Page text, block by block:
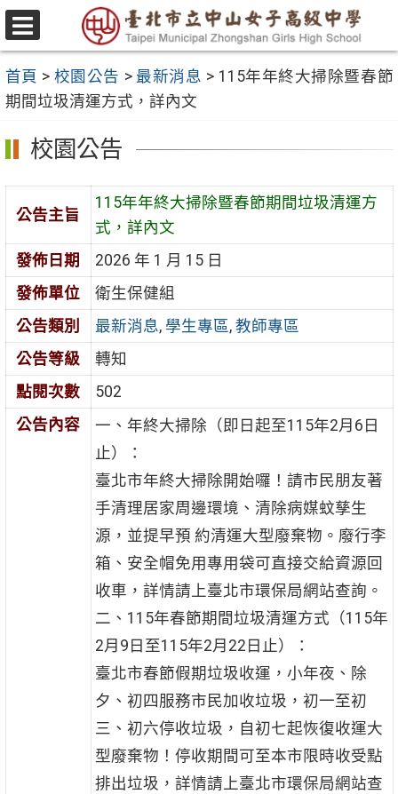
跳
至
要
內
容
區
選
單
首頁 > 校園公告 > 最新消息 > 115年年終大掃除暨春節
期間垃圾清運方式，詳內文
校園公告
公告主旨
115年年終大掃除暨春節期間垃圾清運方
式，詳內文
發佈日期
2026 年 1 月 15 日
發佈單位
衛生保健組
公告類別
最新消息, 學生專區, 教師專區
公告等級
轉知
點閱次數
502
公告內容
一、年終大掃除（即日起至115年2月6日
止）：
臺北市年終大掃除開始囉！請市民朋友著
手清理居家周邊環境、清除病媒蚊孳生
源，並提早預 約清運大型廢棄物。廢行李
箱、安全帽免用專用袋可直接交給資源回
收車，詳情請上臺北市環保局網站查詢。
二、115年春節期間垃圾清運方式（115年
2月9日至115年2月22日止）：
臺北市春節假期垃圾收運，小年夜、除
夕、初四服務市民加收垃圾，初一至初
三、初六停收垃圾，自初七起恢復收運大
型廢棄物！停收期間可至本市限時收受點
排出垃圾，詳情請上臺北市環保局網站查